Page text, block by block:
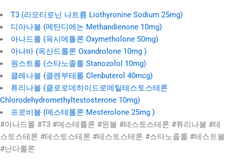
T3 (리오티로닌 나트륨 Liothyronine Sodium 25mg)
디아나볼 (메탄디에논 Methandienone 10mg)
아나드롤 (옥시메톨론 Oxymetholone 50mg)
아나바 (옥산드롤론 Oxandrolone 10mg )
원스트롤 (스타노졸롤 Stanozolol 10mg)
클레나볼 (클렌부테롤 Clenbuterol 40mcg)
튜리나볼 (클로로데하이드로메틸테스토스테론
Chlorodehydromethyltestosterone 10mg)
프로비볼 (메스테롤론 Mesterolone 25mg )
#아나드롤 #T3 #메스테롤론 #윈볼 #테스토스테론 #튜리나볼 #테
스토스테론 #테스토스테론 #테스토스테론 #스타노졸롤 #테스트볼
#난다롤론